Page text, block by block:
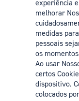
experiência
melhorar
medidas
pessoais
os
Ao usar
certos
dispositivo.
colocados